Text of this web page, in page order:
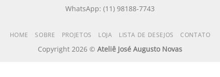
WhatsApp: (11) 98188-7743
HOME SOBRE PROJETOS LOJA LISTA DE DESEJOS CONTATO
Copyright 2026 © Ateliê José Augusto Novas